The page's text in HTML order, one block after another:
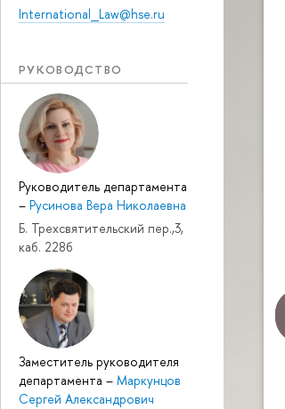
International_Law@hse.ru
РУКОВОДСТВО
Руководитель департамента
– Русинова Вера Николаевна
Б. Трехсвятительский пер.,3,
каб. 228б
Заместитель руководителя
департамента – Маркунцов
Сергей Александрович